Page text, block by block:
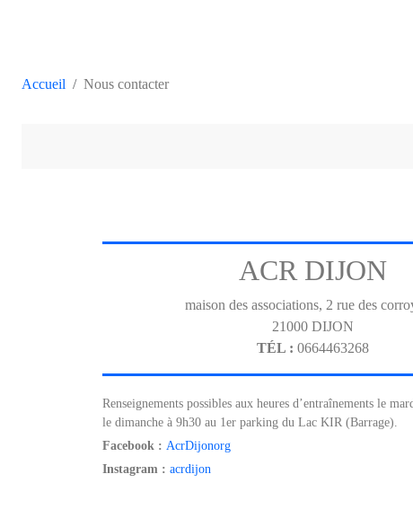
Accueil Nous contacter
ACR DIJON
maison des associations, 2 rue des
21000 DIJON
TÉL : 0664463268
Renseignements possibles aux heures d’entraînements le
le dimanche à 9h30 au 1er parking du Lac KIR (Barrage).
Facebook : AcrDijonorg
Instagram : acrdijon